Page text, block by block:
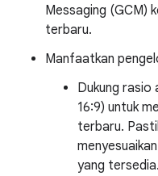
Messaging (GCM)
terbaru.
Manfaatkan
Dukung rasio
16:9) untuk
terbaru.
yang